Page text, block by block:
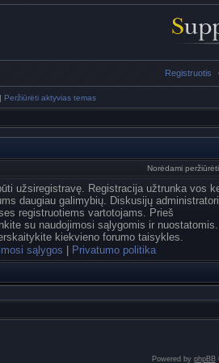
Registruotis
| Peržiūrėti aktyvias temas
Norėdami
užsiregistravę. Registracija užtrunka vos
daugiau galimybių. Diskusijų
registruotiems vartotojams. Prieš
su naudojimosi sąlygomis ir nuostatomis.
kiekvieno forumo taisykles.
sąlygos
Privatumo politika
Powered by phpBB